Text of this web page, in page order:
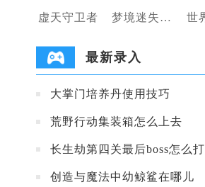
虚天守卫者 梦境迷失之地
最新录入
大掌门培养丹使用技巧
荒野行动集装箱怎么上去
长生劫第四关最后boss怎么打
创造与魔法中幼鲸鲨在哪儿